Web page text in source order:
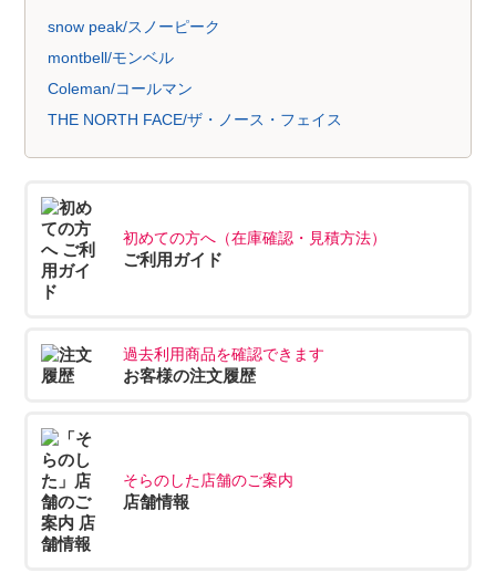
snow peak/スノーピーク
montbell/モンベル
Coleman/コールマン
THE NORTH FACE/ザ・ノース・フェイス
初めての方へ（在庫確認・見積方法）
ご利用ガイド
過去利用商品を確認できます
お客様の注文履歴
そらのした店舗のご案内
店舗情報